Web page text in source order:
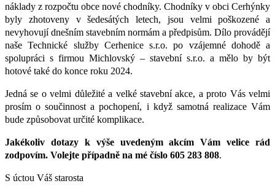
náklady z rozpočtu obce nové chodníky. Chodníky v obci Cerhýnky
byly zhotoveny v šedesátých letech, jsou velmi poškozené a
nevyhovují dnešním stavebním normám a předpisům. Dílo provádějí
naše Technické služby Cerhenice s.r.o. po vzájemné dohodě a
spolupráci s firmou Michlovský – stavební s.r.o. a mělo by být
hotové také do konce roku 2024.
Jedná se o velmi důležité a velké stavební akce, a proto Vás velmi
prosím o součinnost a pochopení, i když samotná realizace Vám
bude způsobovat určité komplikace.
Jakékoliv dotazy k výše uvedeným akcím Vám velice rád
zodpovím. Volejte případně na mé číslo 605 283 808.
S úctou Váš starosta